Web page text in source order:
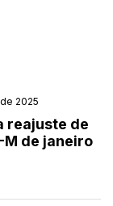
2025
reajuste de
M de janeiro